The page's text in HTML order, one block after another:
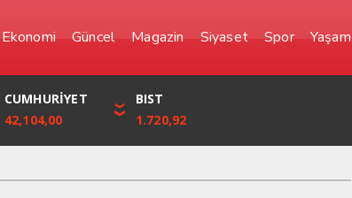
Ekonomi Güncel Magazin Siyaset Spor Yaşam
YEN
0,0000
57,6861
CUMHURİYET
42,104,00
BIST
1.720,92